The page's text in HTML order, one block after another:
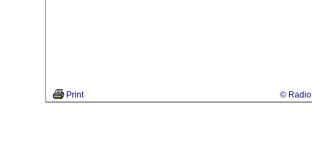
Print © Radio